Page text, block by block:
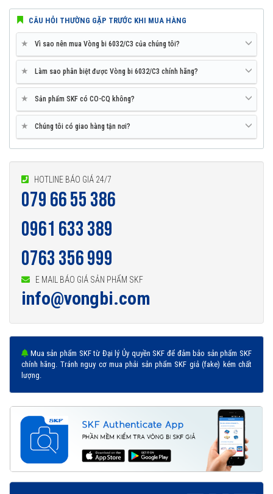
CÂU HỎI THƯỜNG GẶP TRƯỚC KHI MUA HÀNG
★ Vì sao nên mua Vòng bi 6032/C3 của chúng tôi?
★ Làm sao phân biệt được Vòng bi 6032/C3 chính hãng?
★ Sản phẩm SKF có CO-CQ không?
★ Chúng tôi có giao hàng tận nơi?
HOTLINE BÁO GIÁ 24/7
079 66 55 386
0961 633 389
0763 356 999
E MAIL BÁO GIÁ SẢN PHẨM SKF
info@vongbi.com
Mua sản phẩm SKF từ Đại lý Ủy quyền SKF để đảm bảo sản phẩm SKF
chính hãng. Tránh nguy cơ mua phải sản phẩm SKF giả (fake) kém chất
lượng.